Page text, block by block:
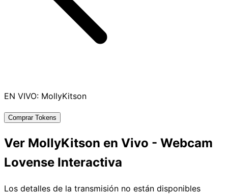
EN VIVO: MollyKitson
Comprar Tokens
Ver MollyKitson en Vivo - Webcam
Lovense Interactiva
Los detalles de la transmisión no están disponibles